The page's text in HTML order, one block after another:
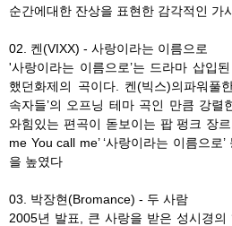
순간에대한 잔상을 표현한 감각적인 가
02. 켄(VIXX) - 사랑이라는 이름으로
'사랑이라는 이름으로’는 드라마 삽입
했던화제의 곡이다. 켄(빅스)의파워풀
속자들’의 오프닝 테마 곡인 만큼 강렬
와힘있는 편곡이 돋보이는 팝 펑크 장
me You call me’ ‘사랑이라는 이름으로
을 높였다
03. 박장현(Bromance) - 두 사람
2005년 발표, 큰 사랑을 받은 성시경의